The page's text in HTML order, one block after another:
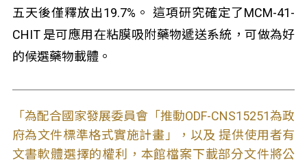
五天後僅釋放出19.7%。 這項研究確定了MCM-41-
CHIT 是可應用在粘膜吸附藥物遞送系統，可做為好
的候選藥物載體。
「為配合國家發展委員會「推動ODF-CNS15251為政
府為文件標準格式實施計畫」，以及 提供使用者有
文書軟體選擇的權利，本館檔案下載部分文件將公